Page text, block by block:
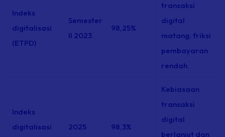
Indeks
digitalisasi
(ETPD)
Semester
II 2023
98,25%
transaksi
digital
matang; friksi
pembayaran
rendah.
Indeks
digitalisasi
2025 98,3%
Kebiasaan
transaksi
digital
berlanjut dan